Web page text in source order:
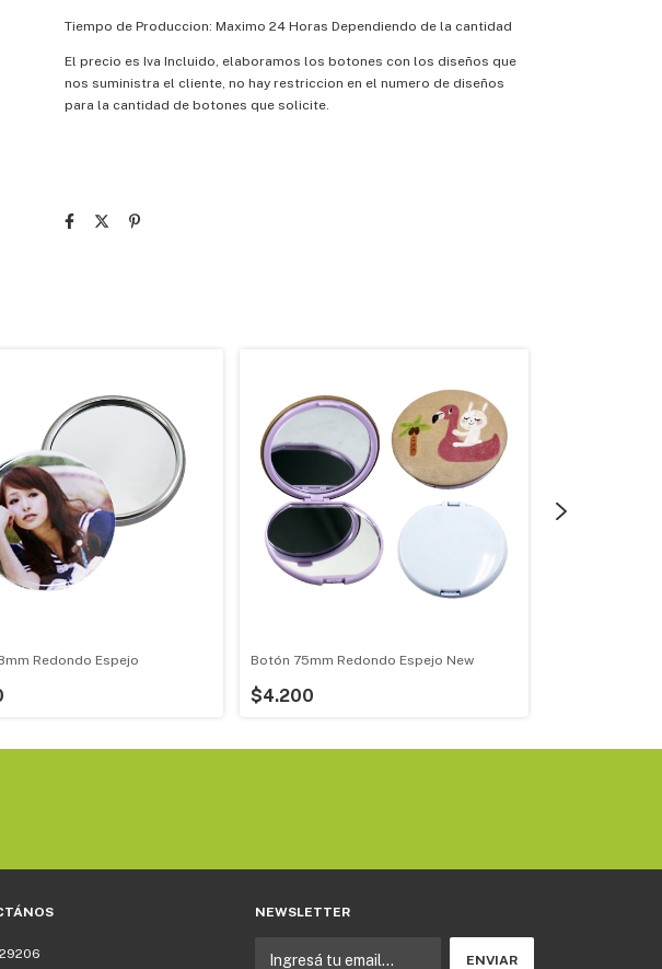
Tiempo de Produccion: Maximo 24 Horas Dependiendo de la cantidad
El precio es Iva Incluido, elaboramos los botones con los diseños que
nos suministra el cliente, no hay restriccion en el numero de diseños
para la cantidad de botones que solicite.
Redondo Espejo Botón 75mm Redondo Espejo New
$4.200
NEWSLETTER